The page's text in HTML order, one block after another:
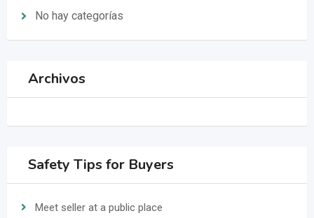
No hay categorías
Archivos
Safety Tips for Buyers
Meet seller at a public place